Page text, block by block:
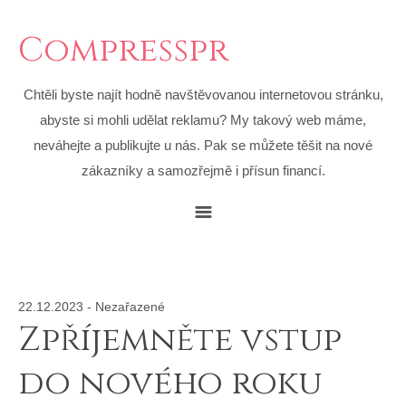
Compresspr
Chtěli byste najít hodně navštěvovanou internetovou stránku,
abyste si mohli udělat reklamu? My takový web máme,
neváhejte a publikujte u nás. Pak se můžete těšit na nové
zákazníky a samozřejmě i přísun financí.
22.12.2023 - Nezařazené
Zpříjemněte vstup
do nového roku